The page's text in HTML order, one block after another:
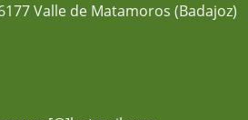
Valle de Matamoros (Badajoz)